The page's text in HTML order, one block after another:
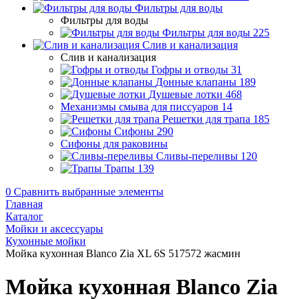
Фильтры для воды
Фильтры для воды
Фильтры для воды 225
Слив и канализация
Слив и канализация
Гофры и отводы 31
Донные клапаны 189
Душевые лотки 468
Механизмы смыва для писсуаров 14
Решетки для трапа 185
Сифоны 290
Сифоны для раковины
Сливы-переливы 120
Трапы 139
0 Сравнить выбранные элементы
Главная
Каталог
Мойки и аксессуары
Кухонные мойки
Мойка кухонная Blanco Zia XL 6S 517572 жасмин
Мойка кухонная Blanco Zia